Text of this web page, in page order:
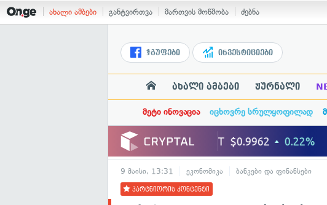
ახალი ამბები განტვირთვა მართვის მოწმობა ძებნა
ჯგუფები ინვესტიციები
ახალი ამბები ჟურნალი
მეტი ინოვაცია იცხოვრე სრულყოფილად
9 მაისი, 13:31 ეკონომიკა ბანკები და ფინანსები
პარტნიორის კონტენტი